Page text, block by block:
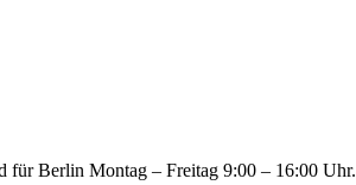
für Berlin Montag – Freitag 9:00 – 16:00 Uhr.